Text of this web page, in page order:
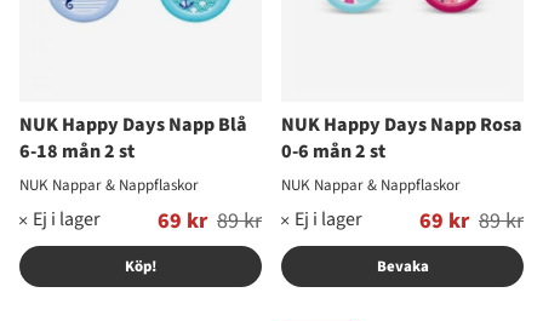
NUK Happy Days Napp Blå
6-18 mån 2 st
NUK Nappar & Nappflaskor
69 kr
Ordinarie pris: 89 kr
Köp!
NUK Happy Days Napp Rosa
0-6 mån 2 st
NUK Nappar & Nappflaskor
69 kr
Ordinarie pris: 89 kr
Bevaka